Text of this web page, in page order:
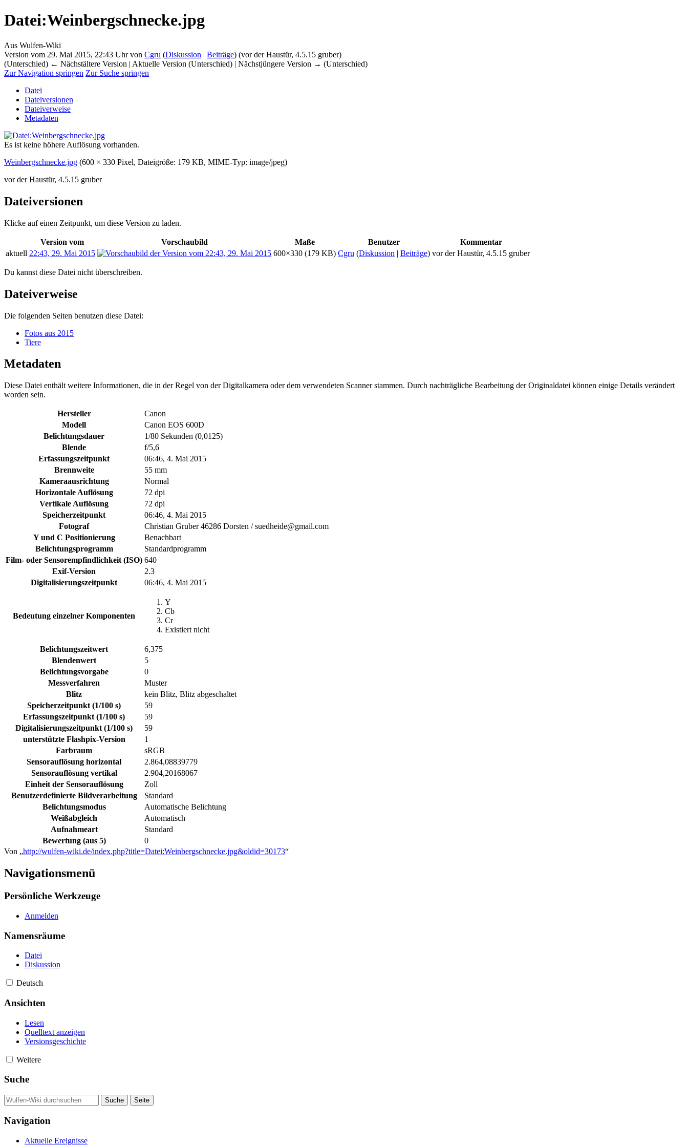
Datei:Weinbergschnecke.jpg
Aus Wulfen-Wiki
Version vom 29. Mai 2015, 22:43 Uhr von Cgru (Diskussion | Beiträge) (vor der Haustür, 4.5.15 gruber)
(Unterschied) ← Nächstältere Version | Aktuelle Version (Unterschied) | Nächstjüngere Version → (Unterschied)
Zur Navigation springen Zur Suche springen
Datei
Dateiversionen
Dateiverweise
Metadaten
Es ist keine höhere Auflösung vorhanden.
Weinbergschnecke.jpg (600 × 330 Pixel, Dateigröße: 179 KB, MIME-Typ: image/jpeg)
vor der Haustür, 4.5.15 gruber
Dateiversionen
Klicke auf einen Zeitpunkt, um diese Version zu laden.
Version vom Vorschaubild Maße Benutzer
Kommentar
aktuell 22:43, 29. Mai 2015 600×330 (179 KB) Cgru (Diskussion | Beiträge) vor der Haustür, 4.5.15 gruber
Du kannst diese Datei nicht überschreiben.
Dateiverweise
Die folgenden Seiten benutzen diese Datei:
Fotos aus 2015
Tiere
Metadaten
Diese Datei enthält weitere Informationen, die in der Regel von der Digitalkamera oder dem verwendeten Scanner stammen. Durch nachträgliche Bearbeitung der Originaldatei können einige Details verändert
worden sein.
Hersteller
Canon
Modell
Canon EOS 600D
Belichtungsdauer
1/80 Sekunden (0,0125)
Blende
f/5,6
Erfassungszeitpunkt
06:46, 4. Mai 2015
Brennweite
55 mm
Kameraausrichtung
Normal
Horizontale Auflösung
72 dpi
Vertikale Auflösung
72 dpi
Speicherzeitpunkt
06:46, 4. Mai 2015
Fotograf
Christian Gruber 46286 Dorsten / suedheide@gmail.com
Y und C Positionierung
Benachbart
Belichtungsprogramm
Standardprogramm
Film- oder Sensorempfindlichkeit (ISO) 640
Exif-Version
2.3
Digitalisierungszeitpunkt
06:46, 4. Mai 2015
Bedeutung einzelner Komponenten
Y
Cb
Cr
Existiert nicht
Belichtungszeitwert
6,375
Blendenwert
5
Belichtungsvorgabe
0
Messverfahren
Muster
Blitz
kein Blitz, Blitz abgeschaltet
Speicherzeitpunkt (1/100 s)
59
Erfassungszeitpunkt (1/100 s)
59
Digitalisierungszeitpunkt (1/100 s)
59
unterstützte Flashpix-Version
1
Farbraum
sRGB
Sensorauflösung horizontal
2.864,08839779
Sensorauflösung vertikal
2.904,20168067
Einheit der Sensorauflösung
Zoll
Benutzerdefinierte Bildverarbeitung
Standard
Belichtungsmodus
Automatische Belichtung
Weißabgleich
Automatisch
Aufnahmeart
Standard
Bewertung (aus 5)
0
Von „http://wulfen-wiki.de/index.php?title=Datei:Weinbergschnecke.jpg&oldid=30173“
Navigationsmenü
Persönliche Werkzeuge
Anmelden
Namensräume
Datei
Diskussion
Deutsch
Ansichten
Lesen
Quelltext anzeigen
Versionsgeschichte
Weitere
Suche
Navigation
Aktuelle Ereignisse